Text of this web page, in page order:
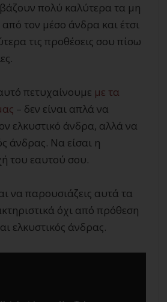
πολύ καλύτερα τα μη
τον μέσο άνδρα και έτσι
τις προθέσεις σου πίσω
πετυχαίνουμε με τα
– δεν είναι απλά να
ελκυστικό άνδρα, αλλά να
άνδρας. Να είσαι η
του εαυτού σου.
να παρουσιάζεις αυτά τα
όχι από πρόθεση
ελκυστικός άνδρας.